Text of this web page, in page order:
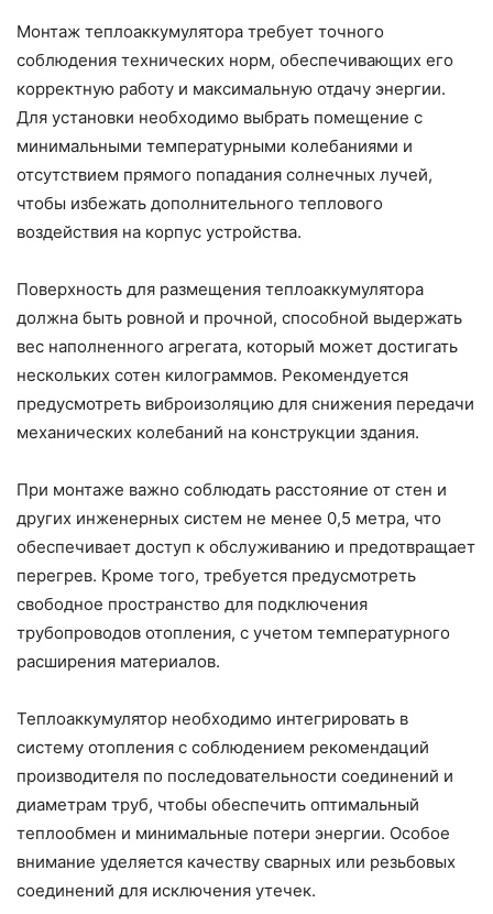
Монтаж теплоаккумулятора требует точного
соблюдения технических норм, обеспечивающих его
корректную работу и максимальную отдачу энергии.
Для установки необходимо выбрать помещение с
минимальными температурными колебаниями и
отсутствием прямого попадания солнечных лучей,
чтобы избежать дополнительного теплового
воздействия на корпус устройства.
Поверхность для размещения теплоаккумулятора
должна быть ровной и прочной, способной выдержать
вес наполненного агрегата, который может достигать
нескольких сотен килограммов. Рекомендуется
предусмотреть виброизоляцию для снижения передачи
механических колебаний на конструкции здания.
При монтаже важно соблюдать расстояние от стен и
других инженерных систем не менее 0,5 метра, что
обеспечивает доступ к обслуживанию и предотвращает
перегрев. Кроме того, требуется предусмотреть
свободное пространство для подключения
трубопроводов отопления, с учетом температурного
расширения материалов.
Теплоаккумулятор необходимо интегрировать в
систему отопления с соблюдением рекомендаций
производителя по последовательности соединений и
диаметрам труб, чтобы обеспечить оптимальный
теплообмен и минимальные потери энергии. Особое
внимание уделяется качеству сварных или резьбовых
соединений для исключения утечек.